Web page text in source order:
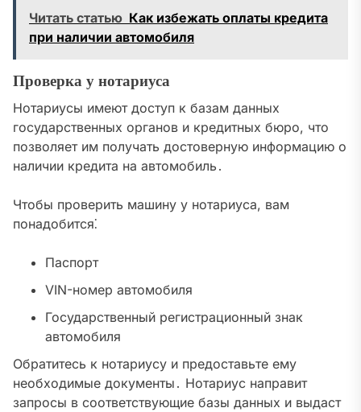
Читать статью Как избежать оплаты кредита
при наличии автомобиля
Проверка у нотариуса
Нотариусы имеют доступ к базам данных
государственных органов и кредитных бюро, что
позволяет им получать достоверную информацию о
наличии кредита на автомобиль․
Чтобы проверить машину у нотариуса, вам
понадобится⁚
Паспорт
VIN-номер автомобиля
Государственный регистрационный знак
автомобиля
Обратитесь к нотариусу и предоставьте ему
необходимые документы․ Нотариус направит
запросы в соответствующие базы данных и выдаст